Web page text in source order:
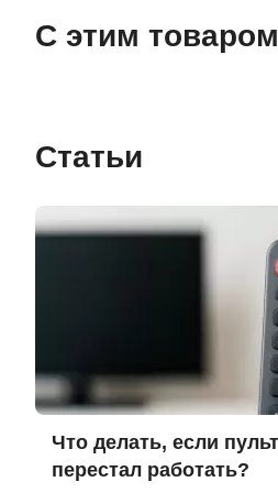
С этим
Статьи
Что делать, если пульт
перестал работать?